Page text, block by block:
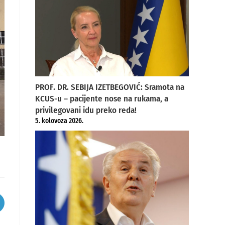
PROF. DR. SEBIJA IZETBEGOVIĆ: Sramota na
KCUS-u – pacijente nose na rukama, a
privilegovani idu preko reda!
5. kolovoza 2026.